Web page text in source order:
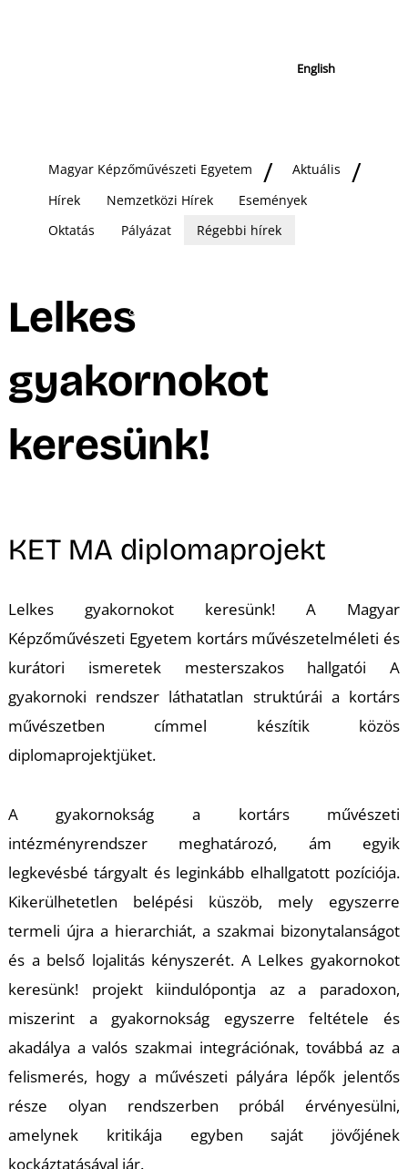
English
Magyar Képzőművészeti Egyetem
Aktuális
Hírek
Nemzetközi Hírek
Események
Oktatás
Pályázat Régebbi hírek
Lelkes
gyakornokot
keresünk!
KET MA diplomaprojekt
Lelkes gyakornokot keresünk!A Magyar
Képzőművészeti Egyetem kortárs művészetelméleti és
kurátori ismeretek mesterszakos hallgatóiA
gyakornoki rendszer láthatatlan struktúrái a kortárs
művészetben címmel készítik közös
diplomaprojektjüket.
A gyakornokság a kortárs művészeti
intézményrendszer meghatározó, ám egyik
legkevésbé tárgyalt és leginkább elhallgatott pozíciója.
Kikerülhetetlen belépési küszöb, mely egyszerre
termeli újra a hierarchiát, a szakmai bizonytalanságot
és a belső lojalitás kényszerét. A Lelkes gyakornokot
keresünk!projekt kiindulópontja az a paradoxon,
miszerint a gyakornokság egyszerre feltétele és
akadálya a valós szakmai integrációnak, továbbá az a
felismerés, hogy a művészeti pályára lépők jelentős
része olyan rendszerben próbál érvényesülni,
amelynek kritikája egyben saját jövőjének
kockáztatásával jár.